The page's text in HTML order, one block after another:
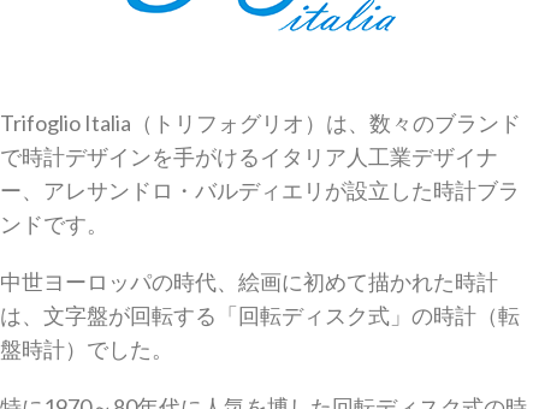
Trifoglio Italia（トリフォグリオ）は、数々のブランド
で時計デザインを手がけるイタリア人工業デザイナ
ー、アレサンドロ・バルディエリが設立した時計ブラ
ンドです。
中世ヨーロッパの時代、絵画に初めて描かれた時計
は、文字盤が回転する「回転ディスク式」の時計（転
盤時計）でした。